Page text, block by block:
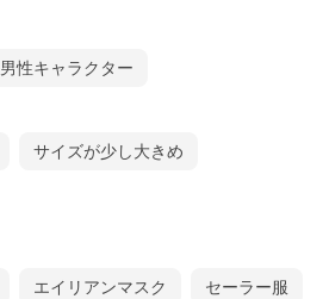
男性キャラクター
サイズが少し大きめ
エイリアンマスク セーラー服